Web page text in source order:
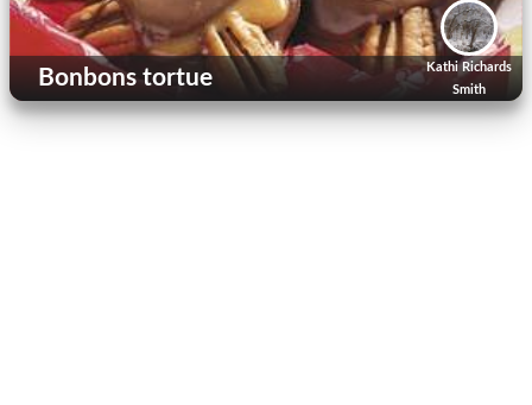
Kathi Richards
Smith
Bonbons tortue